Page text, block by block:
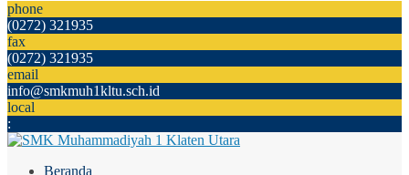
phone
(0272) 321935
fax
(0272) 321935
email
info@smkmuh1kltu.sch.id
local
:
Beranda